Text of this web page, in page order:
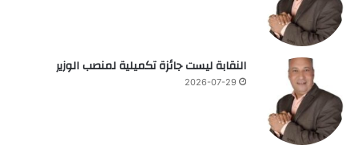
النقابة ليست جائزة تكميلية لمنصب الوزير
2026-07-29